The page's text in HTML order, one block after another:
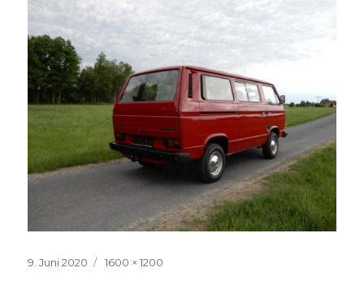
Veröffentlicht
9. Juni 2020
Volle
1600 × 1200